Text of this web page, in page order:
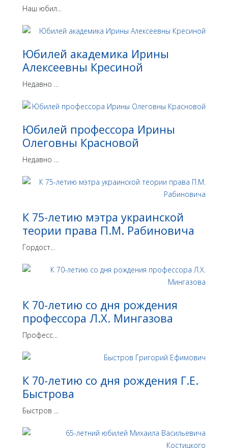
Наш юбил...
Юбилей академика Ирины
Алексеевны Кресиной
Недавно ...
Юбилей профессора Ирины
Олеговны Красновой
Недавно ...
К 75-летию мэтра украинской
теории права П.М. Рабиновича
Гордост...
К 70-летию со дня рождения
профессора Л.Х. Мингазова
Професс...
К 70-летию со дня рождения Г.Е.
Быстрова
Быстров ...